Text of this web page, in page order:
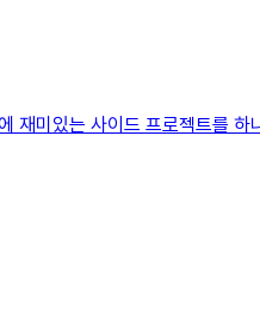
재미있는 사이드 프로젝트를